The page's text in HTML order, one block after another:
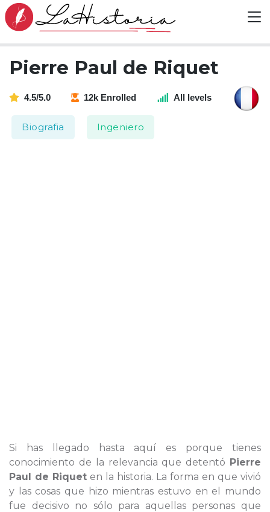
Pierre Paul de Riquet
4.5/5.0 12k Enrolled All levels
Biografia Ingeniero
Si has llegado hasta aquí es porque tienes
conocimiento de la relevancia que detentó Pierre
Paul de Riquet en la historia. La forma en que vivió
y las cosas que hizo mientras estuvo en el mundo
fue decisivo no sólo para aquellas personas que